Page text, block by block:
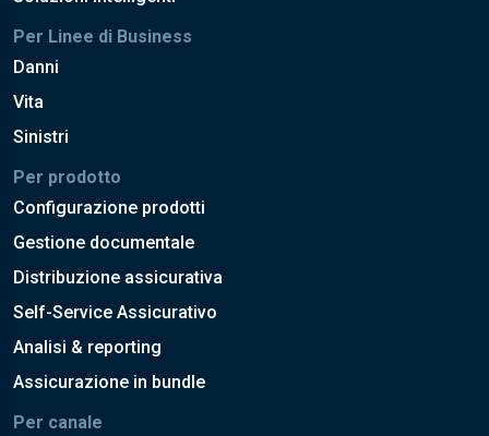
Per Linee di Business
Danni
Vita
Sinistri
Per prodotto
Configurazione prodotti
Gestione documentale
Distribuzione assicurativa
Self-Service Assicurativo
Analisi & reporting
Assicurazione in bundle
Per canale